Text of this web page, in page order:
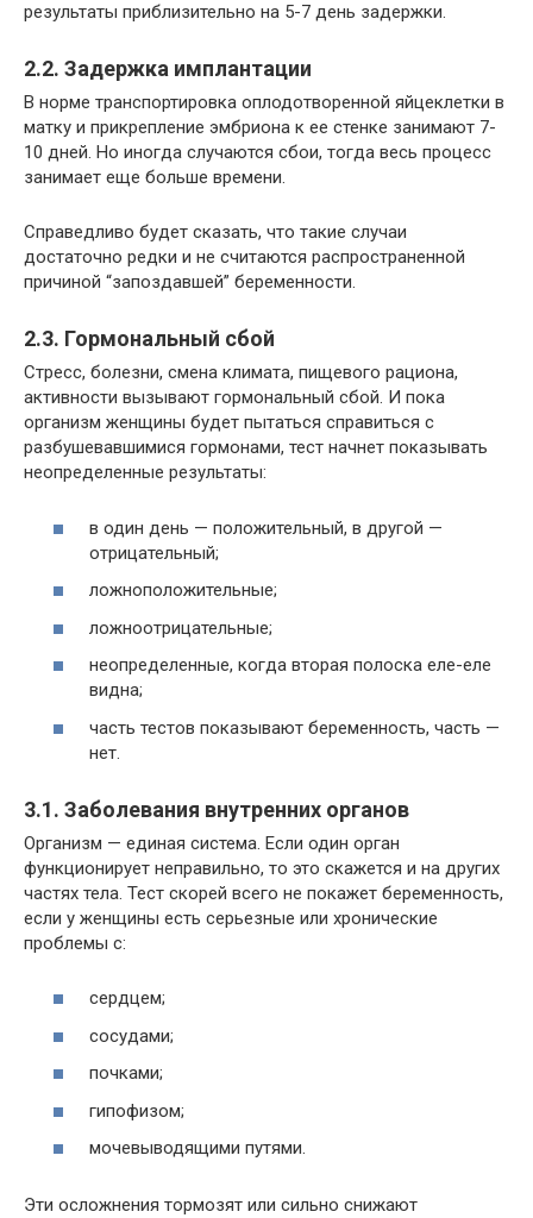
результаты приблизительно на 5-7 день задержки.
2.2. Задержка имплантации
В норме транспортировка оплодотворенной яйцеклетки в
матку и прикрепление эмбриона к ее стенке занимают 7-
10 дней. Но иногда случаются сбои, тогда весь процесс
занимает еще больше времени.
Справедливо будет сказать, что такие случаи
достаточно редки и не считаются распространенной
причиной “запоздавшей” беременности.
2.3. Гормональный сбой
Стресс, болезни, смена климата, пищевого рациона,
активности вызывают гормональный сбой. И пока
организм женщины будет пытаться справиться с
разбушевавшимися гормонами, тест начнет показывать
неопределенные результаты:
в один день — положительный, в другой —
отрицательный;
ложноположительные;
ложноотрицательные;
неопределенные, когда вторая полоска еле-еле
видна;
часть тестов показывают беременность, часть —
нет.
3.1. Заболевания внутренних органов
Организм — единая система. Если один орган
функционирует неправильно, то это скажется и на других
частях тела. Тест скорей всего не покажет беременность,
если у женщины есть серьезные или хронические
проблемы с:
сердцем;
сосудами;
почками;
гипофизом;
мочевыводящими путями.
Эти осложнения тормозят или сильно снижают